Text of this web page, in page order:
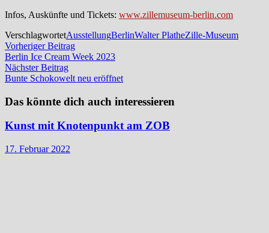
Infos, Auskünfte und Tickets: www.zillemuseum-berlin.com
VerschlagwortetAusstellungBerlinWalter PlatheZille-Museum
Beitragsnavigation
Vorheriger BeitragVorheriger
Beitrag:
Berlin Ice Cream Week 2023
Nächster BeitragNächster
Beitrag:
Bunte Schokowelt neu eröffnet
Das könnte dich auch interessieren
Kunst mit Knotenpunkt am ZOB
17. Februar 2022